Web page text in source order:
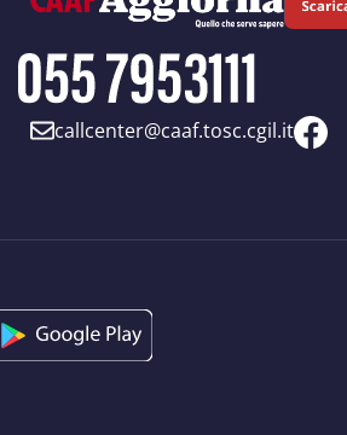
callcenter@caaf.tosc.cgil.it